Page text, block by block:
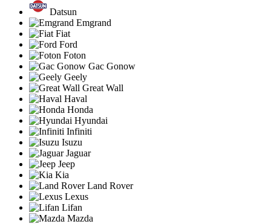
Datsun
Emgrand
Fiat
Ford
Foton
Gac Gonow
Geely
Great Wall
Haval
Honda
Hyundai
Infiniti
Isuzu
Jaguar
Jeep
Kia
Land Rover
Lexus
Lifan
Mazda